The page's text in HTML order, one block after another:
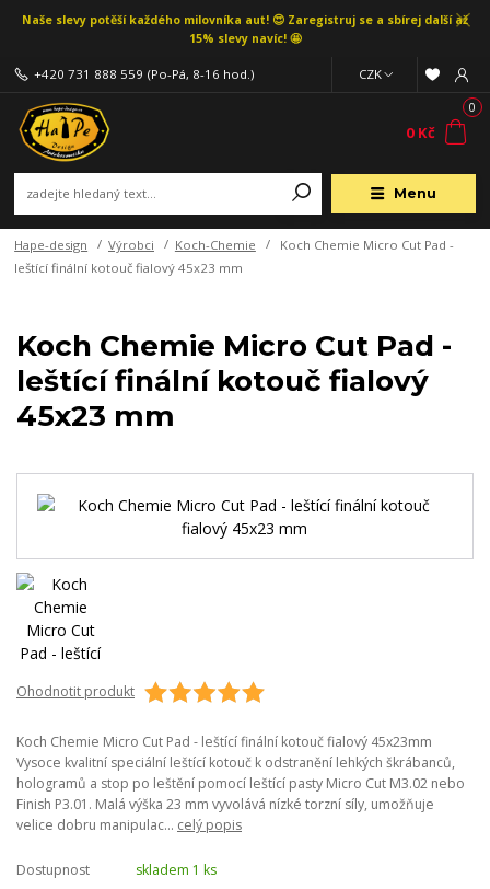
Naše slevy potěší každého milovníka aut! 😍 Zaregistruj se a sbírej další až
15% slevy navíc! 🤩
Menu
CZK
+420 731 888 559 (Po-Pá, 8-16 hod.)
0
0 Kč
Hape-design Výrobci Koch-Chemie
Koch Chemie Micro Cut Pad -
leštící finální kotouč fialový 45x23 mm
Koch Chemie Micro Cut Pad -
leštící finální kotouč fialový
45x23 mm
Ohodnotit produkt
Koch Chemie Micro Cut Pad - leštící finální kotouč fialový 45x23mm
Vysoce kvalitní speciální leštící kotouč k odstranění lehkých škrábanců,
hologramů a stop po leštění pomocí leštící pasty Micro Cut M3.02 nebo
Finish P3.01. Malá výška 23 mm vyvolává nízké torzní síly, umožňuje
velice dobru manipulac... celý popis
Dostupnost skladem 1 ks